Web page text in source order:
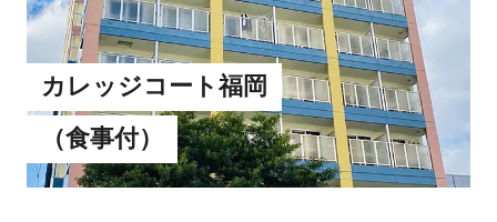
カレッジコート福岡
（食事付）